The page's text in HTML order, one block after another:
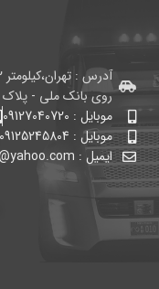
روی بانک ملی - پلاک ۳۶۲-۳۶۴ ولوو ناصری
موبایل : 09127040720
موبایل : 09125245804
ایمیل : naseri.behnam@yahoo.com